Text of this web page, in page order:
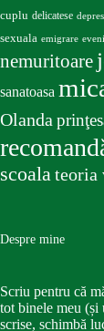
cuplu delicatese
sexuala emigrare
nemuritoare
sanatoasa
Olanda
scoalateoria
Despre mine
Scriu pentru că
tot binele meu (și
scrise, schimbă